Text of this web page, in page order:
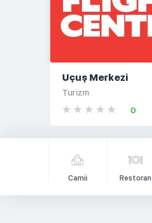
Uçuş Merkezi
Turizm
0
Camii Restoran